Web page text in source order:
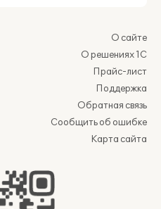
О сайте
О решениях 1С
Прайс-лист
Поддержка
Обратная связь
Сообщить об ошибке
Карта сайта